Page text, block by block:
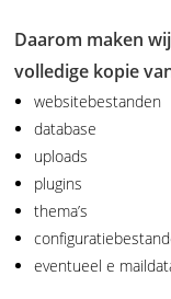
Daarom maken
volledige kopie
websitebestanden
database
uploads
plugins
thema’s
eventueel e